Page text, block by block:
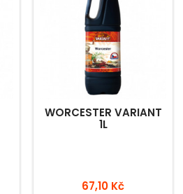
WORCESTER VARIANT
1L
Cena
67,10 Kč